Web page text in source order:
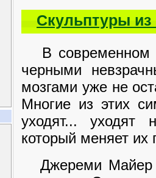
Скульптуры
В современном
черными
мозгами уже не
Многие из этих
уходят... уходят
который меняет их
Джереми Майер -